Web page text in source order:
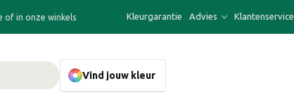
of in onze winkels Kleurgarantie Advies Klantenservice
Vind jouw kleur